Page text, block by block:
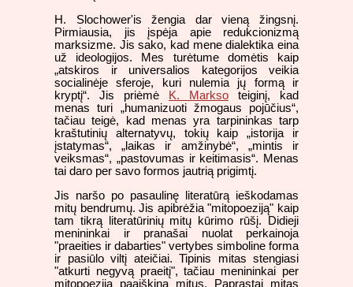
H. Slochower'is žengia dar vieną žingsnį.
Pirmiausia, jis įspėja apie redukcionizmą
marksizme. Jis sako, kad mene dialektika eina
už ideologijos. Mes turėtume domėtis kaip
„atskiros ir universalios kategorijos veikia
socialinėje sferoje, kuri nulemia jų formą ir
kryptį“. Jis priėmė K. Markso teiginį, kad
menas turi „humanizuoti žmogaus pojūčius“,
tačiau teigė, kad menas yra tarpininkas tarp
kraštutinių alternatyvų, tokių kaip „istorija ir
įstatymas“, „laikas ir amžinybė“, „mintis ir
veiksmas“, „pastovumas ir keitimasis“. Menas
tai daro per savo formos jautrią prigimtį.
Jis naršo po pasaulinę literatūrą ieškodamas
mitų bendrumų. Jis apibrėžia "mitopoeziją" kaip
tam tikrą literatūrinių mitų kūrimo rūšį. Didieji
menininkai ir pranašai nuolat perkainoja
"praeities ir dabarties" vertybes simboline forma
ir pasiūlo viltį ateičiai. Tipinis mitas stengiasi
"atkurti negyvą praeitį", tačiau menininkai per
mitopoeziją paaiškina mitus. Paprastai mitas